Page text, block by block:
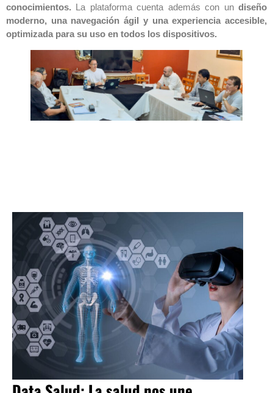
conocimientos. La plataforma cuenta además con undiseño
moderno, una navegación ágil y una experiencia accesible,
optimizada para su uso en todos los dispositivos.